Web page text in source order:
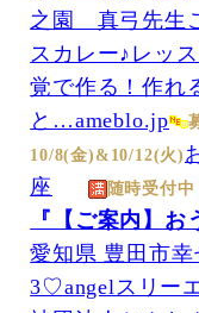
之園 真弓先生
スカレー♪レッ
覚で作る！作れ
と…ameblo.jp
10/8(金)&10/12(火)
座
随時受付中
『【ご案内】
愛知県 豊田市
3♡angelスリー